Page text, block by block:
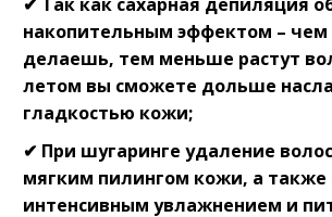
накопительным эффектом –
делаешь, тем меньше растут
летом вы сможете дольше
гладкостью кожи;⠀
✔ При шугаринге удаление
мягким пилингом кожи, а также
интенсивным увлажнением и